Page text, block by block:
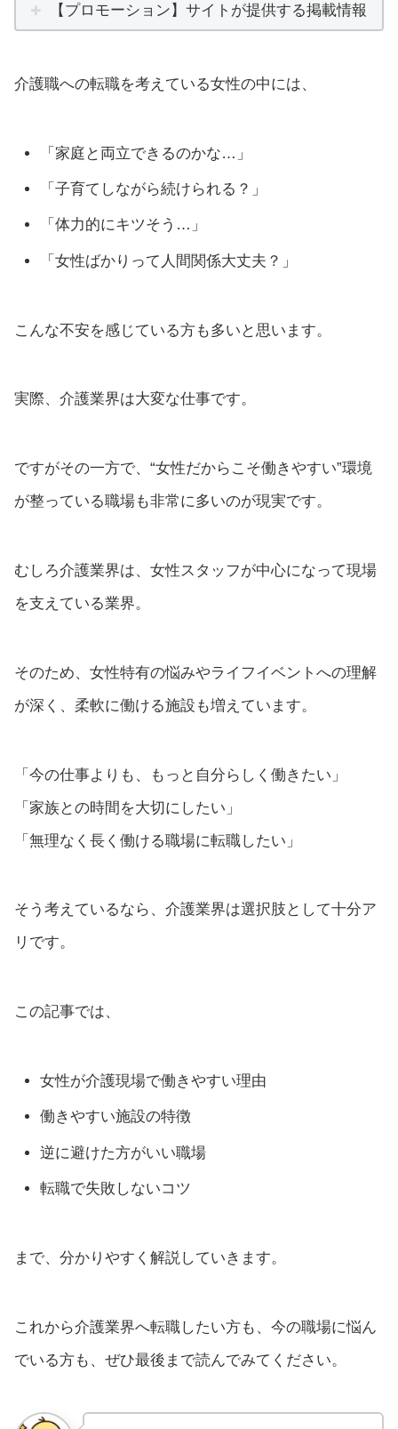
【プロモーション】サイトが提供する掲載情報
介護職への転職を考えている女性の中には、
「家庭と両立できるのかな…」
「子育てしながら続けられる？」
「体力的にキツそう…」
「女性ばかりって人間関係大丈夫？」
こんな不安を感じている方も多いと思います。
実際、介護業界は大変な仕事です。
ですがその一方で、“女性だからこそ働きやすい”環境
が整っている職場も非常に多いのが現実です。
むしろ介護業界は、女性スタッフが中心になって現場
を支えている業界。
そのため、女性特有の悩みやライフイベントへの理解
が深く、柔軟に働ける施設も増えています。
「今の仕事よりも、もっと自分らしく働きたい」
「家族との時間を大切にしたい」
「無理なく長く働ける職場に転職したい」
そう考えているなら、介護業界は選択肢として十分ア
リです。
この記事では、
女性が介護現場で働きやすい理由
働きやすい施設の特徴
逆に避けた方がいい職場
転職で失敗しないコツ
まで、分かりやすく解説していきます。
これから介護業界へ転職したい方も、今の職場に悩ん
でいる方も、ぜひ最後まで読んでみてください。